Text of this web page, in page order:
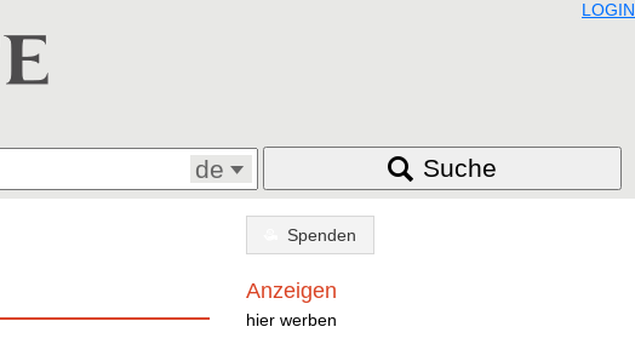
LOGIN
de Suche
Spenden
Anzeigen
hier werben